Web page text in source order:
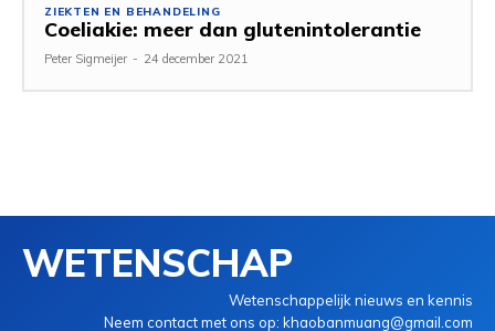
ZIEKTEN EN BEHANDELING
Coeliakie: meer dan glutenintolerantie
Peter Sigmeijer - 24 december 2021
WETENSCHAP
Wetenschappelijk nieuws en kennis
Neem contact met ons op: khaobanmuang@gmail.com